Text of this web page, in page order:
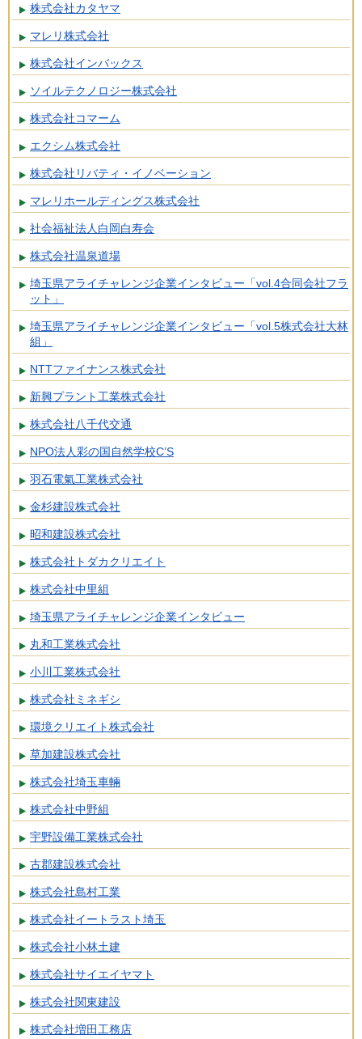
株式会社カタヤマ
マレリ株式会社
株式会社インバックス
ソイルテクノロジー株式会社
株式会社コマーム
エクシム株式会社
株式会社リバティ・イノベーション
マレリホールディングス株式会社
社会福祉法人白岡白寿会
株式会社温泉道場
埼玉県アライチャレンジ企業インタビュー「vol.4合同会社フラ
ット」
埼玉県アライチャレンジ企業インタビュー「vol.5株式会社大林
組」
NTTファイナンス株式会社
新興プラント工業株式会社
株式会社八千代交通
NPO法人彩の国自然学校C’S
羽石電氣工業株式会社
金杉建設株式会社
昭和建設株式会社
株式会社トダカクリエイト
株式会社中里組
埼玉県アライチャレンジ企業インタビュー
丸和工業株式会社
小川工業株式会社
株式会社ミネギシ
環境クリエイト株式会社
草加建設株式会社
株式会社埼玉車輛
株式会社中野組
宇野設備工業株式会社
古郡建設株式会社
株式会社島村工業
株式会社イートラスト埼玉
株式会社小林土建
株式会社サイエイヤマト
株式会社関東建設
株式会社増田工務店